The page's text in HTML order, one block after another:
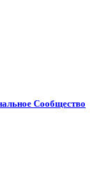
Сообщество